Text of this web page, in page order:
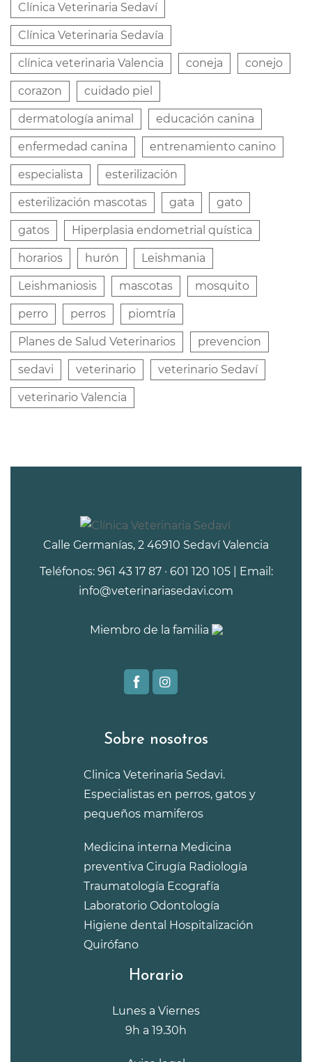
Clínica Veterinaria Sedaví
Clínica Veterinaria Sedavía
clínica veterinaria Valencia coneja conejo
corazon cuidado piel
dermatología animal educación canina
enfermedad canina entrenamiento canino
especialista esterilización
esterilización mascotas gata gato
gatos Hiperplasia endometrial quística
horarios hurón Leishmania
Leishmaniosis mascotas mosquito
perro perros piomtría
Planes de Salud Veterinarios prevencion
sedavi veterinario veterinario Sedaví
veterinario Valencia
Calle Germanías, 2 46910 Sedaví Valencia
Teléfonos: 961 43 17 87 · 601 120 105 | Email:
info@veterinariasedavi.com
Miembro de la familia
Sobre nosotros
Clinica Veterinaria Sedavi.
Especialistas en perros, gatos y
pequeños mamiferos
Medicina interna Medicina
preventiva Cirugía Radiología
Traumatología Ecografía
Laboratorio Odontología
Higiene dental Hospitalización
Quirófano
Horario
Lunes a Viernes
9h a 19.30h